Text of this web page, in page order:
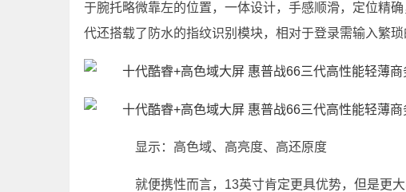
于腕托略微靠左的位置，一体设计，手感顺滑，定位精
代还搭载了防水的指纹识别模块，相对于登录需输入繁
显示：高色域、高亮度、高还原度
就便携性而言，13英寸肯定更具优势，但是更大